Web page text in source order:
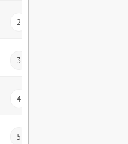
2
3
4
5